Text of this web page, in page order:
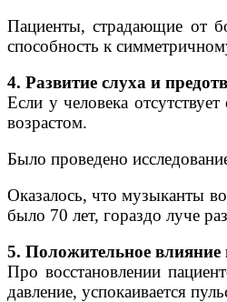
Пациенты, страдающие от
способность к
4. Развитие слуха и
Если у человека
возрастом.
Было проведено
Оказалось, что музыканты
было 70 лет, гораздо луче
5. Положительное влияние
Про восстановлении
давление, успокаивается